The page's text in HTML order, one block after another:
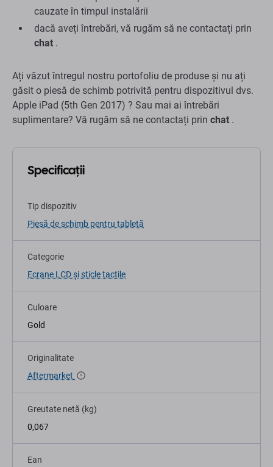
cauzate în timpul instalării
dacă aveți întrebări, vă rugăm să ne contactați prin
chat .
Ați văzut întregul nostru portofoliu de produse și nu ați
găsit o piesă de schimb potrivită pentru dispozitivul dvs.
Apple iPad (5th Gen 2017) ? Sau mai ai întrebări
suplimentare? Vă rugăm să ne contactați prin chat .
Specificații
Tip dispozitiv
Piesă de schimb pentru tabletă
Categorie
Ecrane LCD și sticle tactile
Culoare
Gold
Originalitate
Aftermarket
Greutate netă (kg)
0,067
Ean